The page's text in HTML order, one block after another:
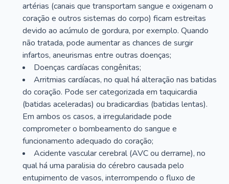
artérias (canais que transportam sangue e oxigenam o
coração e outros sistemas do corpo) ficam estreitas
devido ao acúmulo de gordura, por exemplo. Quando
não tratada, pode aumentar as chances de surgir
infartos, aneurismas entre outras doenças;
Doenças cardíacas congênitas;
Arritmias cardíacas, no qual há alteração nas batidas
do coração. Pode ser categorizada em taquicardia
(batidas aceleradas) ou bradicardias (batidas lentas).
Em ambos os casos, a irregularidade pode
comprometer o bombeamento do sangue e
funcionamento adequado do coração;
Acidente vascular cerebral (AVC ou derrame), no
qual há uma paralisia do cérebro causada pelo
entupimento de vasos, interrompendo o fluxo de